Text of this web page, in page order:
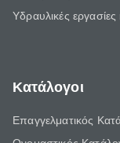
Υδραυλικές
Κατάλογοι
Επαγγελματικός